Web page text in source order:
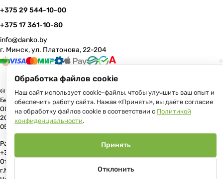
+375 29 544-10-00
+375 17 361-10-80
info@danko.by
г. Минск, ул. Платонова, 22-204
© 2026 Данко Бай: качественная мебель с оперативной доставкой по
Беларуси
ООО «Гранд Парк», юр.адрес: 220005, Минск, ул. Платонова, 22, пом.
204 В торговом реестре с 17 июля 2013 г. Регистрация №191081534,
05.11.2008, Мингорисполком.
Рассмотрение обращений потребителей, телефон +375 (17) 361-10-80,
+375 (29) 191-10-80, +375 (29) 544-10-00, e-mail: info@danko.by
Отдел торговли и услуг Администрации Первомайского района
г.Минска: тел. +375(17)215-14-65, Начальник отдела: Жакович Юлия
Обработка файлов cookie
Наш сайт использует cookie-файлы, чтобы улучшить ваш опыт и
обеспечить работу сайта. Нажав «Принять», вы даёте согласие
на обработку файлов cookie в соответствии с Политикой
конфиденциальности.
Отклонить
Принять